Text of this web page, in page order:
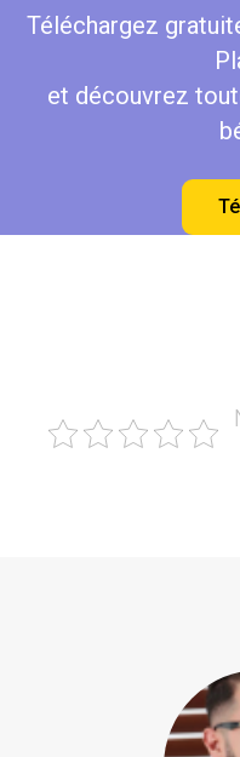
Téléchargez
et découvrez